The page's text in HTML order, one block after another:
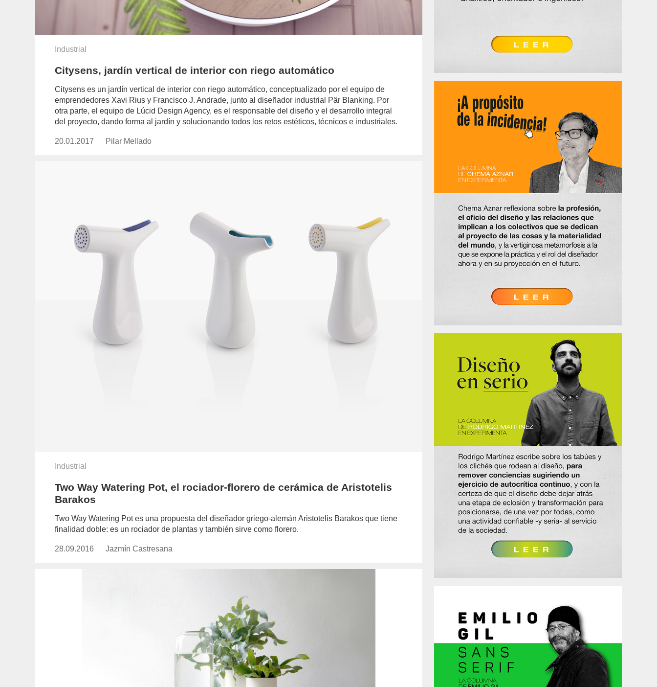
Industrial
Citysens, jardín vertical de interior con riego automático
Citysens es un jardín vertical de interior con riego automático, conceptualizado por el equipo de
emprendedores Xavi Rius y Francisco J. Andrade, junto al diseñador industrial Pär Blanking. Por
otra parte, el equipo de Lúcid Design Agency, es el responsable del diseño y el desarrollo integral
del proyecto, dando forma al jardín y solucionando todos los retos estéticos, técnicos e industriales.
Publicado
20.01.2017
https://www.experimenta.es/author/pilar-
Pilar Mellado
Industrial
Two Way Watering Pot, el rociador-florero de cerámica de Aristotelis
Barakos
Two Way Watering Pot es una propuesta del diseñador griego-alemán Aristotelis Barakos que tiene
finalidad doble: es un rociador de plantas y también sirve como florero.
Publicado
28.09.2016
https://www.experimenta.es/author/jazmin-
Jazmín Castresana